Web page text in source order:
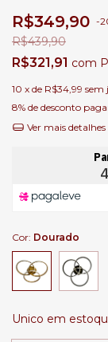
R$349,90 -
R$439,90
R$321,91 com
10 x de R$34,99 sem
8% de desconto
Ver mais detalhes
Cor: Dourado
Unico em